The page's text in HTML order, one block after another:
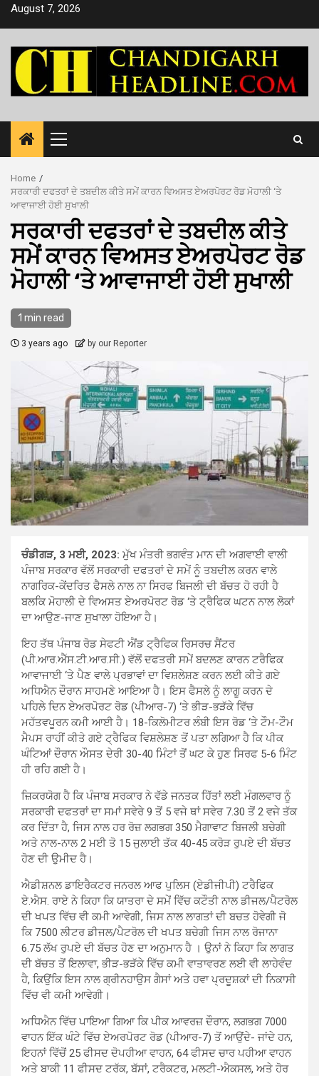
SkipAugust 7, 2026
Primary
Menu
Home
ਸਰਕਾਰੀ ਦਫਤਰਾਂ ਦੇ ਤਬਦੀਲ ਕੀਤੇ ਸਮੇਂ ਕਾਰਨ ਵਿਅਸਤ ਏਅਰਪੋਰਟ ਰੋਡ ਮੋਹਾਲੀ ‘ਤੇ
ਆਵਾਜਾਈ ਹੋਈ ਸੁਖਾਲੀ
ਸਰਕਾਰੀ ਦਫਤਰਾਂ ਦੇ ਤਬਦੀਲ ਕੀਤੇ
ਸਮੇਂ ਕਾਰਨ ਵਿਅਸਤ ਏਅਰਪੋਰਟ ਰੋਡ
ਮੋਹਾਲੀ ‘ਤੇ ਆਵਾਜਾਈ ਹੋਈ ਸੁਖਾਲੀ
1 min read
3 years ago by our Reporter
ਚੰਡੀਗੜ, 3 ਮਈ, 2023: ਮੁੱਖ ਮੰਤਰੀ ਭਗਵੰਤ ਮਾਨ ਦੀ ਅਗਵਾਈ ਵਾਲੀ
ਪੰਜਾਬ ਸਰਕਾਰ ਵੱਲੋਂ ਸਰਕਾਰੀ ਦਫਤਰਾਂ ਦੇ ਸਮੇਂ ਨੂੰ ਤਬਦੀਲ ਕਰਨ ਵਾਲੇ
ਨਾਗਰਿਕ-ਕੇਂਦਰਿਤ ਫੈਸਲੇ ਨਾਲ ਨਾ ਸਿਰਫ ਬਿਜਲੀ ਦੀ ਬੱਚਤ ਹੋ ਰਹੀ ਹੈ
ਬਲਕਿ ਮੋਹਾਲੀ ਦੇ ਵਿਅਸਤ ਏਅਰਪੋਰਟ ਰੋਡ ‘ਤੇ ਟ੍ਰੈਫਿਕ ਘਟਨ ਨਾਲ ਲੋਕਾਂ
ਦਾ ਆਉਣ-ਜਾਣ ਸੁਖਾਲਾ ਹੋਇਆ ਹੈ।
ਇਹ ਤੱਥ ਪੰਜਾਬ ਰੋਡ ਸੇਫਟੀ ਐਂਡ ਟ੍ਰੈਫਿਕ ਰਿਸਰਚ ਸੈਂਟਰ
(ਪੀ.ਆਰ.ਐੱਸ.ਟੀ.ਆਰ.ਸੀ.) ਵੱਲੋਂ ਦਫਤਰੀ ਸਮੇਂ ਬਦਲਣ ਕਾਰਨ ਟਰੈਫਿਕ
ਆਵਾਜਾਈ ‘ਤੇ ਪੈਣ ਵਾਲੇ ਪ੍ਰਭਾਵਾਂ ਦਾ ਵਿਸ਼ਲੇਸ਼ਣ ਕਰਨ ਲਈ ਕੀਤੇ ਗਏ
ਅਧਿਐਨ ਦੌਰਾਨ ਸਾਹਮਣੇ ਆਇਆ ਹੈ। ਇਸ ਫੈਸਲੇ ਨੂੰ ਲਾਗੂ ਕਰਨ ਦੇ
ਪਹਿਲੇ ਦਿਨ ਏਅਰਪੋਰਟ ਰੋਡ (ਪੀਆਰ-7) ‘ਤੇ ਭੀੜ-ਭੜੱਕੇ ਵਿੱਚ
ਮਹੱਤਵਪੂਰਨ ਕਮੀ ਆਈ ਹੈ। 18-ਕਿਲੋਮੀਟਰ ਲੰਬੀ ਇਸ ਰੋਡ ‘ਤੇ ਟੌਮ-ਟੌਮ
ਮੈਪਸ ਰਾਹੀਂ ਕੀਤੇ ਗਏ ਟ੍ਰੈਫਿਕ ਵਿਸ਼ਲੇਸ਼ਣ ਤੋਂ ਪਤਾ ਲਗਿਆ ਹੈ ਕਿ ਪੀਕ
ਘੰਟਿਆਂ ਦੌਰਾਨ ਔਸਤ ਦੇਰੀ 30-40 ਮਿੰਟਾਂ ਤੋਂ ਘਟ ਕੇ ਹੁਣ ਸਿਰਫ 5-6 ਮਿੰਟ
ਹੀ ਰਹਿ ਗਈ ਹੈ।
ਜ਼ਿਕਰਯੋਗ ਹੈ ਕਿ ਪੰਜਾਬ ਸਰਕਾਰ ਨੇ ਵੱਡੇ ਜਨਤਕ ਹਿੱਤਾਂ ਲਈ ਮੰਗਲਵਾਰ ਨੂੰ
ਸਰਕਾਰੀ ਦਫਤਰਾਂ ਦਾ ਸਮਾਂ ਸਵੇਰੇ 9 ਤੋਂ 5 ਵਜੇ ਥਾਂ ਸਵੇਰ 7.30 ਤੋਂ 2 ਵਜੇ ਤੱਕ
ਕਰ ਦਿੱਤਾ ਹੈ, ਜਿਸ ਨਾਲ ਹਰ ਰੋਜ਼ ਲਗਭਗ 350 ਮੈਗਾਵਾਟ ਬਿਜਲੀ ਬਚੇਗੀ
ਅਤੇ ਨਾਲ-ਨਾਲ 2 ਮਈ ਤੋ 15 ਜੁਲਾਈ ਤੱਕ 40-45 ਕਰੋੜ ਰੁਪਏ ਦੀ ਬੱਚਤ
ਹੋਣ ਦੀ ਉਮੀਦ ਹੈ।
ਐਡੀਸ਼ਨਲ ਡਾਇਰੈਕਟਰ ਜਨਰਲ ਆਫ ਪੁਲਿਸ (ਏਡੀਜੀਪੀ) ਟਰੈਫਿਕ
ਏ.ਐਸ. ਰਾਏ ਨੇ ਕਿਹਾ ਕਿ ਯਾਤਰਾ ਦੇ ਸਮੇਂ ਵਿੱਚ ਕਟੌਤੀ ਨਾਲ ਡੀਜਲ/ਪੈਟਰੋਲ
ਦੀ ਖਪਤ ਵਿੱਚ ਵੀ ਕਮੀ ਆਵੇਗੀ, ਜਿਸ ਨਾਲ ਲਾਗਤਾਂ ਦੀ ਬਚਤ ਹੋਵੇਗੀ ਜੋ
ਕਿ 7500 ਲੀਟਰ ਡੀਜਲ/ਪੈਟਰੋਲ ਦੀ ਖਪਤ ਬਚੇਗੀ ਜਿਸ ਨਾਲ ਰੋਜਾਨਾ
6.75 ਲੱਖ ਰੁਪਏ ਦੀ ਬੱਚਤ ਹੋਣ ਦਾ ਅਨੁਮਾਨ ਹੈ । ਉਨਾਂ ਨੇ ਕਿਹਾ ਕਿ ਲਾਗਤ
ਦੀ ਬੱਚਤ ਤੋਂ ਇਲਾਵਾ, ਭੀੜ-ਭੜੱਕੇ ਵਿੱਚ ਕਮੀ ਵਾਤਾਵਰਣ ਲਈ ਵੀ ਲਾਹੇਵੰਦ
ਹੈ, ਕਿਉਂਕਿ ਇਸ ਨਾਲ ਗ੍ਰੀਨਹਾਉਸ ਗੈਸਾਂ ਅਤੇ ਹਵਾ ਪ੍ਰਦੂਸ਼ਕਾਂ ਦੀ ਨਿਕਾਸੀ
ਵਿੱਚ ਵੀ ਕਮੀ ਆਵੇਗੀ।
ਅਧਿਐਨ ਵਿੱਚ ਪਾਇਆ ਗਿਆ ਕਿ ਪੀਕ ਆਵਰਜ਼ ਦੌਰਾਨ, ਲਗਭਗ 7000
ਵਾਹਨ ਇੱਕ ਘੰਟੇ ਵਿੱਚ ਏਅਰਪੋਰਟ ਰੋਡ (ਪੀਆਰ-7) ਤੋਂ ਆਉਂਦੇ- ਜਾਂਦੇ ਹਨ,
ਇਹਨਾਂ ਵਿੱਚੋਂ 25 ਫੀਸਦ ਦੋਪਹੀਆ ਵਾਹਨ, 64 ਫੀਸਦ ਚਾਰ ਪਹੀਆ ਵਾਹਨ
ਅਤੇ ਬਾਕੀ 11 ਫੀਸਦ ਟਰੱਕ, ਬੱਸਾਂ, ਟਰੈਕਟਰ, ਮਲਟੀ-ਐਕਸਲ, ਅਤੇ ਹੋਰ